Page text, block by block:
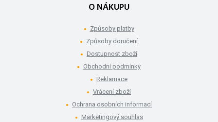
O NÁKUPU
Způsoby platby
Způsoby doručení
Dostupnost zboží
Obchodní podmínky
Reklamace
Vrácení zboží
Ochrana osobních informací
Marketingový souhlas